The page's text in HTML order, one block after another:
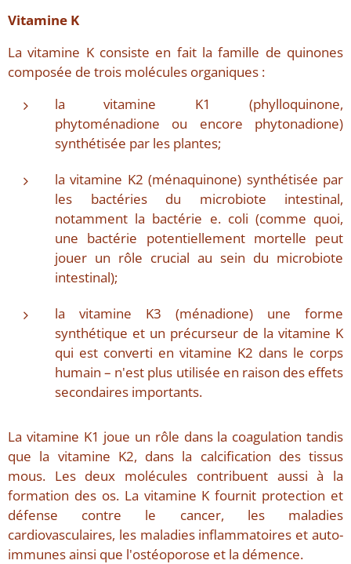
Vitamine K
La vitamine K consiste en fait la famille de quinones
composée de trois molécules organiques :
la vitamine K1 (phylloquinone,
phytoménadione ou encore phytonadione)
synthétisée par les plantes;
la vitamine K2 (ménaquinone) synthétisée par
les bactéries du microbiote intestinal,
notamment la bactérie e. coli (comme quoi,
une bactérie potentiellement mortelle peut
jouer un rôle crucial au sein du microbiote
intestinal);
la vitamine K3 (ménadione) une forme
synthétique et un précurseur de la vitamine K
qui est converti en vitamine K2 dans le corps
humain – n'est plus utilisée en raison des effets
secondaires importants.
La vitamine K1 joue un rôle dans la coagulation tandis
que la vitamine K2, dans la calcification des tissus
mous. Les deux molécules contribuent aussi à la
formation des os. La vitamine K fournit protection et
défense contre le cancer, les maladies
cardiovasculaires, les maladies inflammatoires et auto-
immunes ainsi que l'ostéoporose et la démence.